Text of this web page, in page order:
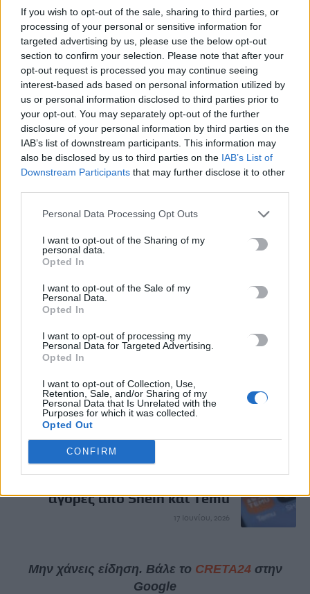
If you wish to opt-out of the sale, sharing to third parties, or
processing of your personal or sensitive information for
targeted advertising by us, please use the below opt-out
section to confirm your selection. Please note that after your
opt-out request is processed you may continue seeing
interest-based ads based on personal information utilized by
us or personal information disclosed to third parties prior to
your opt-out. You may separately opt-out of the further
disclosure of your personal information by third parties on the
IAB’s list of downstream participants. This information may
also be disclosed by us to third parties on the IAB’s List of
Downstream Participants that may further disclose it to other
Personal Data Processing Opt Outs
I want to opt-out of the Sharing of my
personal data.
Opted In
I want to opt-out of the Sale of my
Personal Data.
Opted In
I want to opt-out of processing my
Personal Data for Targeted Advertising.
Opted In
I want to opt-out of Collection, Use,
Retention, Sale, and/or Sharing of my
Personal Data that Is Unrelated with the
Purposes for which it was collected.
Opted Out
CONFIRM
ασφάλειας και προστασίας των πλοίων».
Ο Ευρωπαίος επιχειρηματίας του τομέα της εμπορικής
ναυσιπλοΐας που ερωτήθηκε σχετικά εμφανίζεται
απρόθυμος να καταβάλει τέλη διέλευσης, τα οποία
αντιβαίνουν στο Δίκαιο της Θάλασσας.
Δηλώνει επίσης ότι δεν θέλει να καταβάλει χρήματα
στους Φρουρούς της Επανάστασης, τον ένοπλο
ιδεολογικό βραχίονα του Ιράν και, κατά συνέπεια, να
χρηματοδοτήσει μία οργάνωση που θεωρείται
in.gr
ΣΤΕΝΑ ΤΟΥ ΟΡΜΟΥΖ
Πρώην εργαζόμενος στην υγεία
ιδιωτικά ιατρικά αρχεία της
Κέιτ Μίντλετον
17 Ιουνίου, 2026
αγορές από Shein και Temu
17 Ιουνίου, 2026
Μην χάνεις είδηση. Βάλε το CRETA24στην
Google